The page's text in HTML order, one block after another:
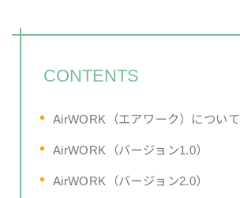
CONTENTS
AirWORK（エアワーク）について
AirWORK（バージョン1.0）
AirWORK（バージョン2.0）